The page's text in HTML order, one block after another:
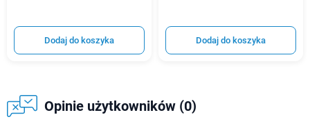
Dodaj do koszyka Dodaj do koszyka
Opinie użytkowników (0)